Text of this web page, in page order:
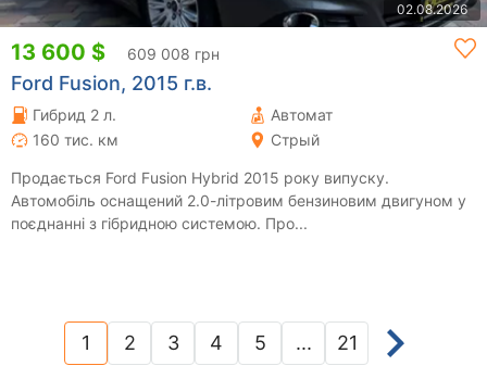
02.08.2026
13 600 $ 609 008 грн
Ford Fusion, 2015 г.в.
Гибрид 2 л.
Автомат
160 тис. км
Стрый
Продається Ford Fusion Hybrid 2015 року випуску.
Автомобіль оснащений 2.0-літровим бензиновим двигуном у
поєднанні з гібридною системою. Про...
1(current)
2 3 4 5 ... 21